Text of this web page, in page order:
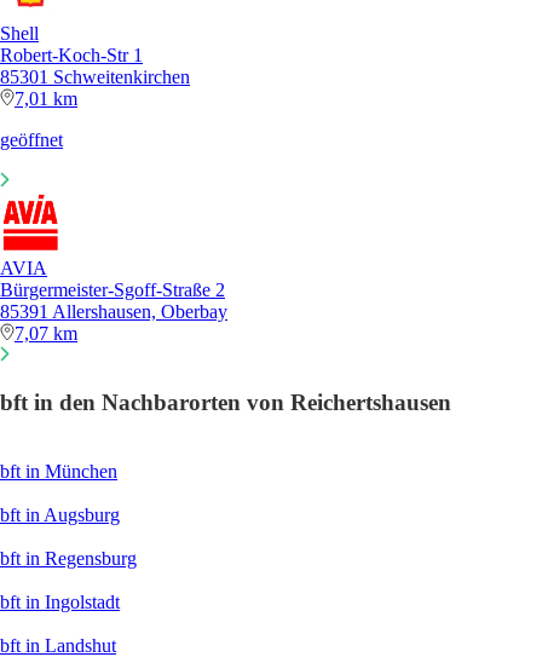
Shell
Robert-Koch-Str 1
85301 Schweitenkirchen
7,01 km
geöffnet
AVIA
Bürgermeister-Sgoff-Straße 2
85391 Allershausen, Oberbay
7,07 km
bft in den Nachbarorten von Reichertshausen
bft in München
bft in Augsburg
bft in Regensburg
bft in Ingolstadt
bft in Landshut